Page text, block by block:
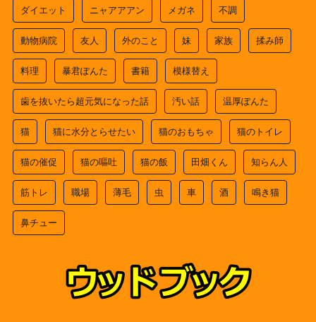
ダイエット ニャアアアン メガネ 不調
動物病院 友人 外のこと 妹 家族 揉み師
料理 暴君ぽんた 書籍 模様替え
歯を抜いたら超元気になった話 汚い話 温厚ぽんた
猫 猫に水分とらせたい 猫のおもちゃ 猫のトイレ
猫の催促 猫の嘔吐 猫の飯 田畑くん 知らん人
筋トレ 職場 薄毛 虫 車 酒 鳴き猫
鼻チュー